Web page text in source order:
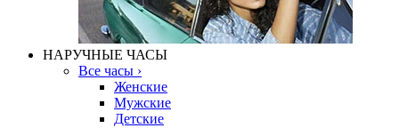
НАРУЧНЫЕ ЧАСЫ
Все часы ›
Женские
Мужские
Детские